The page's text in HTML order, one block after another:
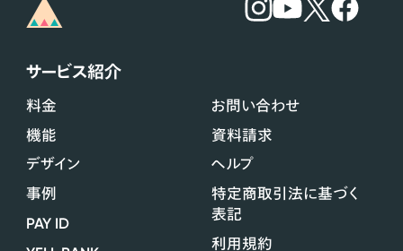
サービス紹介
料金
機能
デザイン
事例
PAY ID
お問い合わせ
資料請求
ヘルプ
特定商取引法に基づく
表記
利用規約